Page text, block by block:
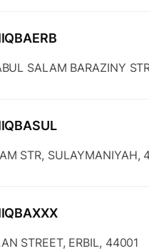
SALAM BARAZINY
STR, SULAYMANIYAH,
STREET, ERBIL, 44001